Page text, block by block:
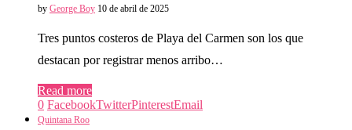
by George Boy 10 de abril de 2025
Tres puntos costeros de Playa del Carmen son los que
destacan por registrar menos arribo…
Read more
0 FacebookTwitterPinterestEmail
Quintana Roo